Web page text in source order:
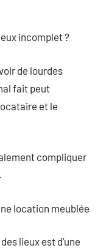
incomplet ?
de lourdes
fait peut
et le
compliquer
location meublée
lieux est d’une